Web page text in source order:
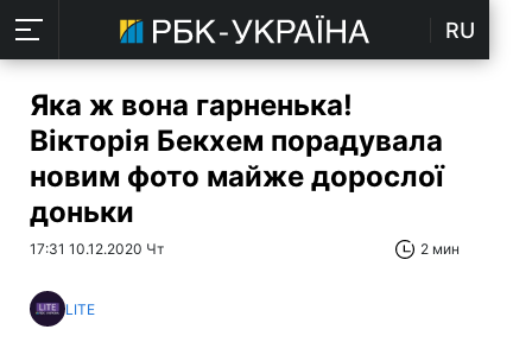
RU
Яка ж вона гарненька!
Вікторія Бекхем порадувала
новим фото майже дорослої
доньки
17:31 10.12.2020 Чт 2 мин
LITE